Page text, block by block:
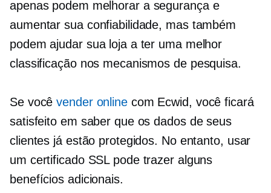
apenas podem melhorar a segurança e
aumentar sua confiabilidade, mas também
podem ajudar sua loja a ter uma melhor
classificação nos mecanismos de pesquisa.
Se vocêvender onlinecom Ecwid, você ficará
satisfeito em saber que os dados de seus
clientes já estão protegidos. No entanto, usar
um certificado SSL pode trazer alguns
benefícios adicionais.